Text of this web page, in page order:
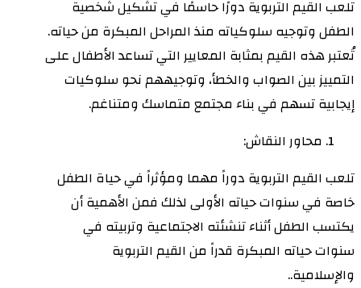
تلعب القيم التربوية دورًا حاسمًا في تشكيل شخصية
الطفل وتوجيه سلوكياته منذ المراحل المبكرة من حياته.
تُعتبر هذه القيم بمثابة المعايير التي تساعد الأطفال على
التمييز بين الصواب والخطأ، وتوجيههم نحو سلوكيات
إيجابية تسهم في بناء مجتمع متماسك ومتناغم.
محاور النقاش:
تلعب القيم التربوية دوراً مهما ومؤثراً في حياة الطفل
خاصة في سنوات حياته الأولى لذلك فمن الأهمية أن
يكتسب الطفل أثناء تنشئته الاجتماعية وتربيته في
سنوات حياته المبكرة قدراً من القيم التربوية
والإسلامية..